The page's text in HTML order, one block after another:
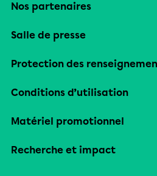
Nos partenaires
Salle de presse
Protection des
Conditions d’utilisation
Matériel promotionnel
Recherche et impact